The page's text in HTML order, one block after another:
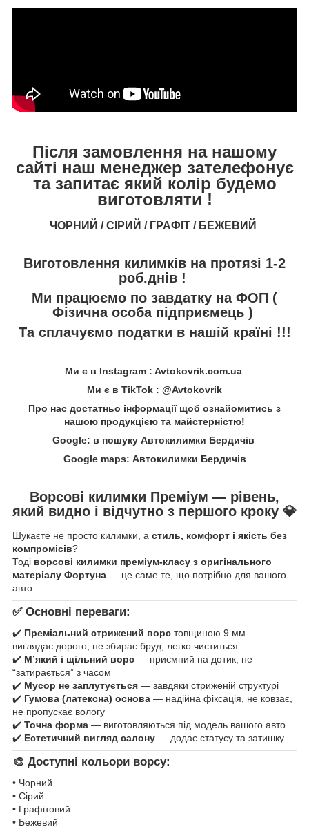
Після замовлення на нашому
сайті наш менеджер зателефонує
та запитає який колір будемо
виготовляти !
ЧОРНИЙ / СІРИЙ / ГРАФІТ / БЕЖЕВИЙ
Виготовлення килимків на протязі 1-2
роб.днів !
Ми працюємо по завдатку на ФОП (
Фізична особа підприємець )
Та сплачуємо податки в нашій країні !!!
Ми є в Instagram : Avtokovrik.com.ua
Ми є в TikTok : @Avtokovrik
Про нас достатньо інформації щоб ознайомитись з
нашою продукцією та майстерністю!
Google: в пошуку Автокилимки Бердичів
Google maps: Автокилимки Бердичів
Ворсові килимки Преміум — рівень,
який видно і відчутно з першого кроку 💎
Шукаєте не просто килимки, а стиль, комфорт і якість без
компромісів?
Тоді ворсові килимки преміум-класу з оригінального
матеріалу Фортуна — це саме те, що потрібно для вашого
авто.
✅ Основні переваги:
✔️ Преміальний стрижений ворс товщиною 9 мм —
виглядає дорого, не збирає бруд, легко чиститься
✔️ М’який і щільний ворс — приємний на дотик, не
“затирається” з часом
✔️ Мусор не заплутується — завдяки стриженій структурі
✔️ Гумова (латексна) основа — надійна фіксація, не ковзає,
не пропускає вологу
✔️ Точна форма — виготовляються під модель вашого авто
✔️ Естетичний вигляд салону — додає статусу та затишку
🎨 Доступні кольори ворсу:
• Чорний
• Сірий
• Графітовий
• Бежевий